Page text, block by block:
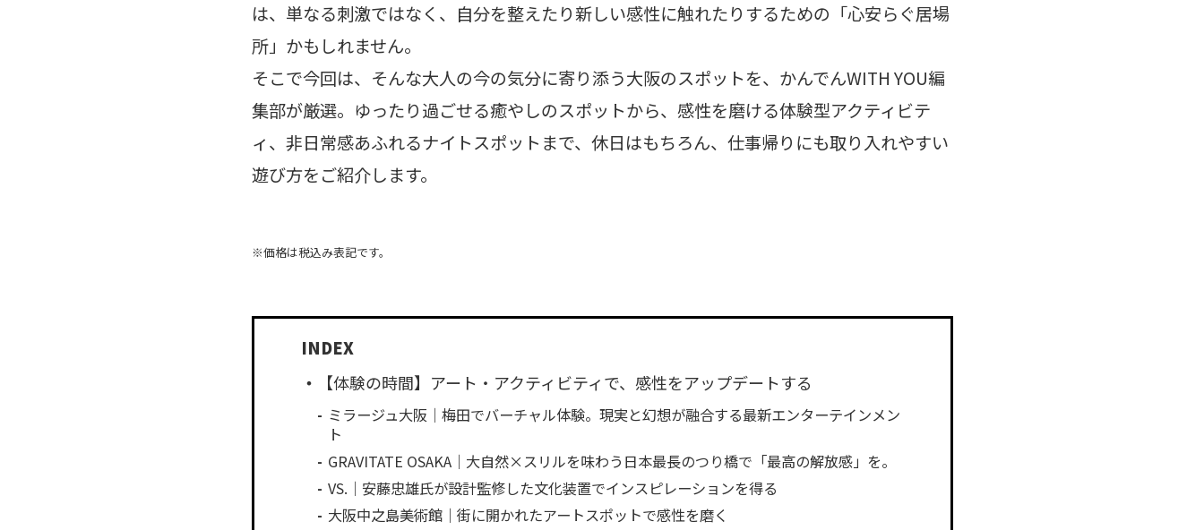
は、単なる刺激ではなく、自分を整えたり新しい感性に触れたりするための「心安らぐ居場
所」かもしれません。
そこで今回は、そんな大人の今の気分に寄り添う大阪のスポットを、かんでんWITH YOU編
集部が厳選。ゆったり過ごせる癒やしのスポットから、感性を磨ける体験型アクティビテ
ィ、非日常感あふれるナイトスポットまで、休日はもちろん、仕事帰りにも取り入れやすい
遊び方をご紹介します。
※価格は税込み表記です。
【体験の時間】アート・アクティビティで、感性をアップデートする
ミラージュ大阪｜梅田でバーチャル体験。現実と幻想が融合する最新エンターテインメン
ト
GRAVITATE OSAKA｜大自然×スリルを味わう日本最長のつり橋で「最高の解放感」を。
VS.｜安藤忠雄氏が設計監修した文化装置でインスピレーションを得る
大阪中之島美術館｜街に開かれたアートスポットで感性を磨く